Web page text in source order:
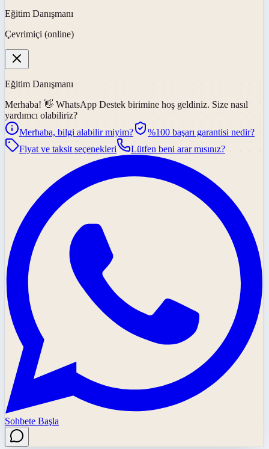
Eğitim Danışmanı
Çevrimiçi (online)
Eğitim Danışmanı
Merhaba! 👋 WhatsApp Destek birimine hoş geldiniz. Size nasıl
yardımcı olabiliriz?
Merhaba, bilgi alabilir miyim?
%100 başarı garantisi nedir?
Fiyat ve taksit seçenekleri
Lütfen beni arar mısınız?
Sohbete Başla